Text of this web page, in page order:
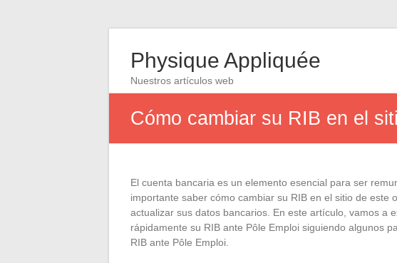
Physique Appliquée
Nuestros artículos web
Cómo cambiar su RIB en el
El cuenta bancaria es un elemento esencial para ser
importante saber cómo cambiar su RIB en el sitio de este
actualizar sus datos bancarios. En este artículo, vamos a
rápidamente su RIB ante Pôle Emploi siguiendo algunos
RIB ante Pôle Emploi.